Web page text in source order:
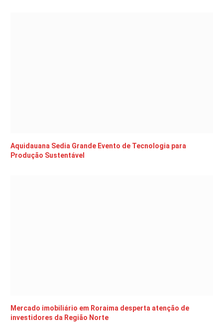
Aquidauana Sedia Grande Evento de Tecnologia para
Produção Sustentável
Mercado imobiliário em Roraima desperta atenção de
investidores da Região Norte